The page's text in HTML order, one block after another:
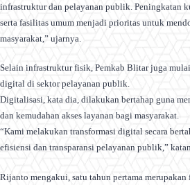
infrastruktur dan pelayanan publik. Peningkatan
serta fasilitas umum menjadi prioritas untuk
masyarakat,” ujarnya.
Selain infrastruktur fisik, Pemkab Blitar juga
digital di sektor pelayanan publik.
Digitalisasi, kata dia, dilakukan bertahap guna
dan kemudahan akses layanan bagi masyarakat.
“Kami melakukan transformasi digital secara
efisiensi dan transparansi pelayanan publik,”
Rijanto mengakui, satu tahun pertama merupakan